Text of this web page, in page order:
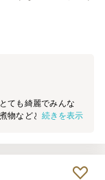
ても綺麗でみんな
物などとても美し
続きを表示